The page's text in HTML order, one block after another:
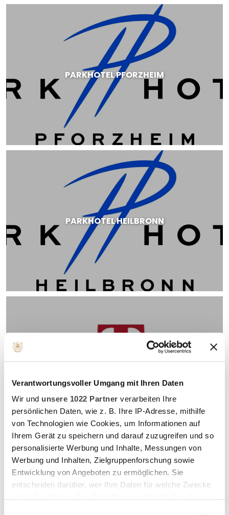
Verantwortungsvoller Umgang mit Ihren Daten
Wir und unsere 1022 Partner verarbeiten Ihre
persönlichen Daten, wie z. B. Ihre IP-Adresse, mithilfe
von Technologien wie Cookies, um Informationen auf
Ihrem Gerät zu speichern und darauf zuzugreifen und so
personalisierte Werbung und Inhalte, Messungen von
Werbung und Inhalten, Zielgruppenforschung sowie
Entwicklung von Angeboten zu ermöglichen. Sie
entscheiden darüber, wer Ihre Daten für welche Zwecke
PARKHOTEL PFORZHEIM
PARKHOTEL HEILBRONN